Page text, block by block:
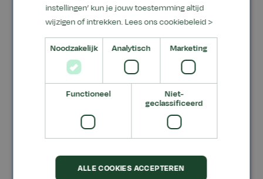
Om welke URL gaat het?
Omschrijf de opmerking of fout zo specifiek
instellingen’ kun je jouw toestemming altijd
wijzigen of intrekken. Lees ons cookiebeleid >
Noodzakelijk Analytisch Marketing
Functioneel
Niet-
geclassificeerd
ALLE COOKIES ACCEPTEREN